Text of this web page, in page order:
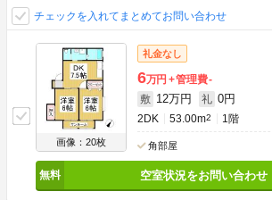
チェックを入れてまとめてお問い合わせ
画像：20枚
礼金なし
6万円 管理費-
敷 12万円 礼 0円
2DK 53.00m2 1階
角部屋
空室状況をお問い合わせ